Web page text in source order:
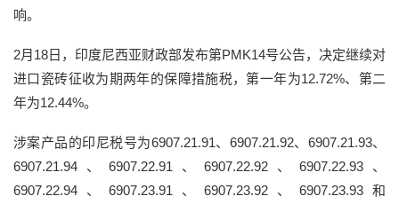
响。
2月18日，印度尼西亚财政部发布第PMK14号公告，决定继续对
进口瓷砖征收为期两年的保障措施税，第一年为12.72%、第二
年为12.44%。
涉案产品的印尼税号为6907.21.91、6907.21.92、6907.21.93、
6907.21.94、6907.22.91、6907.22.92、6907.22.93、
6907.22.94、6907.23.91、6907.23.92、6907.23.93和